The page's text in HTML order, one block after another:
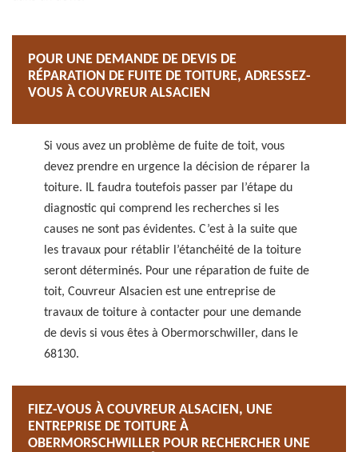
POUR UNE DEMANDE DE DEVIS DE
RÉPARATION DE FUITE DE TOITURE, ADRESSEZ-
VOUS À COUVREUR ALSACIEN
Si vous avez un problème de fuite de toit, vous
devez prendre en urgence la décision de réparer la
toiture. IL faudra toutefois passer par l’étape du
diagnostic qui comprend les recherches si les
causes ne sont pas évidentes. C’est à la suite que
les travaux pour rétablir l’étanchéité de la toiture
seront déterminés. Pour une réparation de fuite de
toit, Couvreur Alsacien est une entreprise de
travaux de toiture à contacter pour une demande
de devis si vous êtes à Obermorschwiller, dans le
68130.
FIEZ-VOUS À COUVREUR ALSACIEN, UNE
ENTREPRISE DE TOITURE À
OBERMORSCHWILLER POUR RECHERCHER UNE